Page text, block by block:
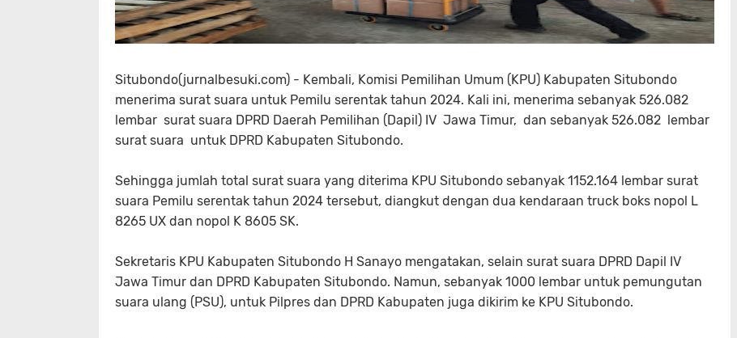
Situbondo(jurnalbesuki.com) - Kembali, Komisi Pemilihan Umum (KPU) Kabupaten Situbondo
menerima surat suara untuk Pemilu serentak tahun 2024. Kali ini, menerima sebanyak 526.082
lembar surat suara DPRD Daerah Pemilihan (Dapil) IV Jawa Timur, dan sebanyak 526.082 lembar
surat suara untuk DPRD Kabupaten Situbondo.
Sehingga jumlah total surat suara yang diterima KPU Situbondo sebanyak 1152.164 lembar surat
suara Pemilu serentak tahun 2024 tersebut, diangkut dengan dua kendaraan truck boks nopol L
8265 UX dan nopol K 8605 SK.
Sekretaris KPU Kabupaten Situbondo H Sanayo mengatakan, selain surat suara DPRD Dapil IV
Jawa Timur dan DPRD Kabupaten Situbondo. Namun, sebanyak 1000 lembar untuk pemungutan
suara ulang (PSU), untuk Pilpres dan DPRD Kabupaten juga dikirim ke KPU Situbondo.